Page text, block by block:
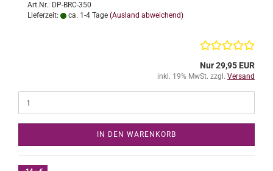
Art.Nr.: DP-BRC-350
Lieferzeit:
ca. 1-4 Tage (Ausland abweichend)
Nur 29,95 EUR
inkl. 19% MwSt. zzgl. Versand
IN DEN WARENKORB